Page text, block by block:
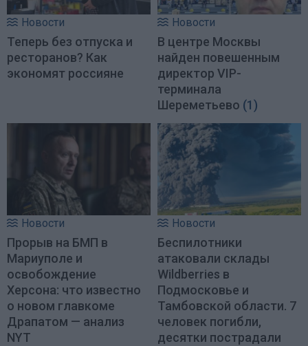
Новости
Теперь без отпуска и
ресторанов? Как
экономят россияне
Новости
В центре Москвы
найден повешенным
директор VIP-
терминала
Шереметьево (1)
Новости
Прорыв на БМП в
Мариуполе и
освобождение
Херсона: что известно
о новом главкоме
Драпатом — анализ
NYT
Новости
Беспилотники
атаковали склады
Wildberries в
Подмосковье и
Тамбовской области. 7
человек погибли,
десятки пострадали